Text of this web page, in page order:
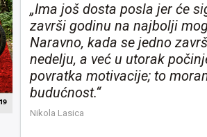
„Ima još dosta posla jer će
završi godinu na najbolji
Naravno, kada se jedno
nedelju, a već u utorak
povratka motivacije; to
budućnost.“
Nikola Lasica